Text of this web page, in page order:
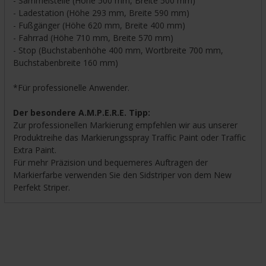
- Ladestation (Höhe 293 mm, Breite 590 mm)
- Fußgänger (Höhe 620 mm, Breite 400 mm)
- Fahrrad (Höhe 710 mm, Breite 570 mm)
- Stop (Buchstabenhöhe 400 mm, Wortbreite 700 mm,
Buchstabenbreite 160 mm)
*Für professionelle Anwender.
Der besondere A.M.P.E.R.E. Tipp:
Zur professionellen Markierung empfehlen wir aus unserer
Produktreihe das Markierungsspray Traffic Paint oder Traffic
Extra Paint.
Für mehr Präzision und bequemeres Auftragen der
Markierfarbe verwenden Sie den Sidstriper von dem New
Perfekt Striper.